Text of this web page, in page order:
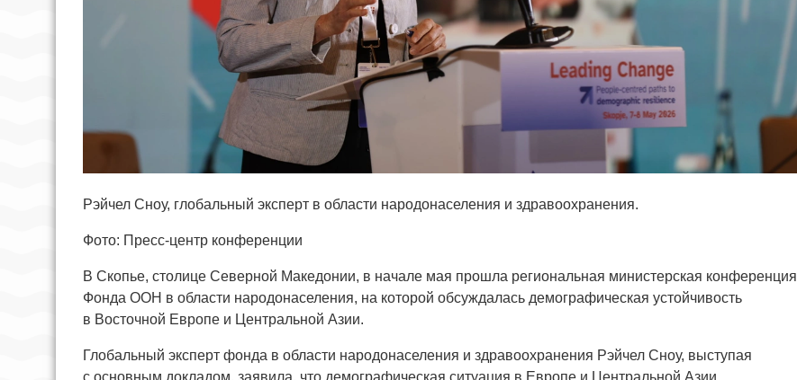
Рэйчел Сноу, глобальный эксперт в области народонаселения и здравоохранения.
Фото: Пресс-центр конференции
В Скопье, столице Северной Македонии, в начале мая прошла региональная министерская конференция
Фонда ООН в области народонаселения, на которой обсуждалась демографическая устойчивость
в Восточной Европе и Центральной Азии.
Глобальный эксперт фонда в области народонаселения и здравоохранения Рэйчел Сноу, выступая